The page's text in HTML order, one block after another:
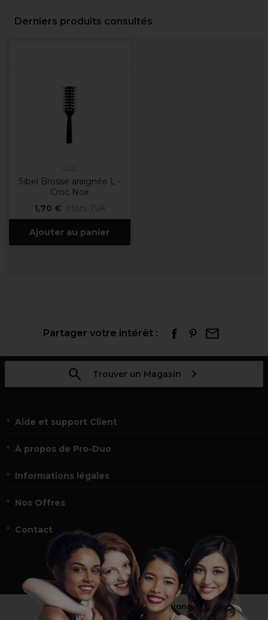
Derniers produits consultés
Sibel Brosse araignée L -
Croc Noir
1,70 €
Hors TVA
Ajouter au panier
Partager votre intérêt :
Trouver un Magasin
Aide et support Client
À propos de Pro-Duo
Informations légales
Nos Offres
Contact
Vous n’êtes pas un professionnel ?